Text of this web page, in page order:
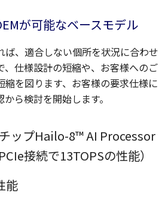
が可能なベースモデル
ば、適合しない個所を状況に合わせ
、仕様設計の短縮や、お客様へのご
縮を図ります、お客様の要求仕様に
ら検討を開始します。
ップHailo-8™ AI Processor
接続で13TOPSの性能）
能